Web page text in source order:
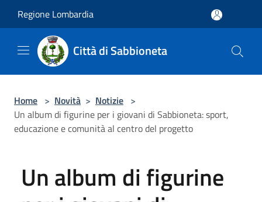
Regione Lombardia
Città di Sabbioneta
Home > Novità > Notizie >
Un album di figurine per i giovani di Sabbioneta: sport,
educazione e comunità al centro del progetto
Un album di figurine